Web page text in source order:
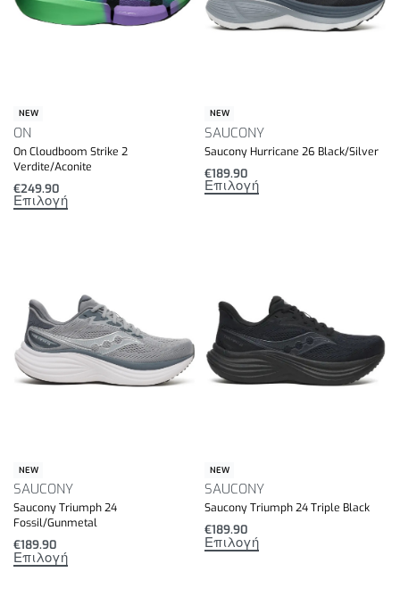
NEW
ON
On Cloudboom Strike 2
Verdite/Aconite
€249.90
Επιλογή
NEW
SAUCONY
Saucony Hurricane 26 Black/Silver
€189.90
Επιλογή
NEW
SAUCONY
Saucony Triumph 24
Fossil/Gunmetal
€189.90
Επιλογή
NEW
SAUCONY
Saucony Triumph 24 Triple Black
€189.90
Επιλογή